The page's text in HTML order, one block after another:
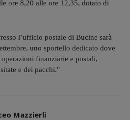
ore 8,20 alle ore 12,35, dotato di
l’ufficio postale di Bucine sarà
uno sportello dedicato dove
finanziarie e postali,
e dei pacchi."
Mazzierli